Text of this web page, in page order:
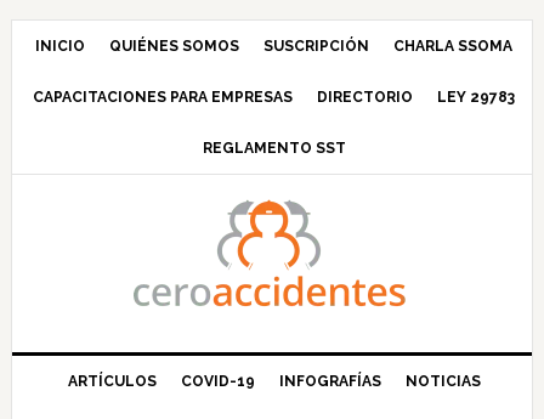
Saltar
navegación
Saltar
principal
Saltar
barra
principal
Saltar
INICIO QUIÉNES SOMOS SUSCRIPCIÓN CHARLA SSOMA
CAPACITACIONES PARA EMPRESAS DIRECTORIO LEY 29783
REGLAMENTO SST
ARTÍCULOS COVID-19 INFOGRAFÍAS NOTICIAS